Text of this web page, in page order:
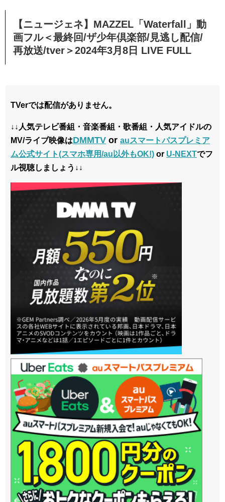
【ニュージェネ】MAZZEL「Waterfall」動
画フル＜最終回/ザ少年倶楽部/見逃し配信/
再放送/tver＞2024年3月8日 LIVE FULL
TVerでは配信がありません。
↓↓人気テレビ番組・音楽番組・歌番組・人気アイドルの
MV/ライブ映像はDMMTV or auスマートパスプレミア
ム公式サイト(スマホ専用/au以外もOK!) or U-NEXTでフ
ル視聴しましょう↓↓